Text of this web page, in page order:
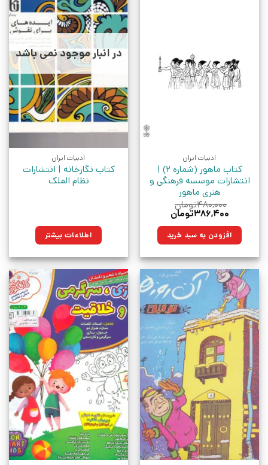
ادبیات ایران
کتاب ماهور (شماره 2) |
انتشارات موسسه فرهنگی و
هنری ماهور
۴۸۰,۰۰۰تومان
قیمت
۴۸۰,۰۰۰تومان
بود.
۳۸۶,۴۰۰تومان
۳۸۶,۴۰۰تومان.افزودن به سبد خرید
در انبار موجود نمی باشد
ادبیات ایران
کتاب نگارخانه | انتشارات
نظام الملک
اطلاعات بیشتر